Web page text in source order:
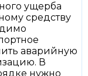
ущерба
средству
аварийную
В
нужно